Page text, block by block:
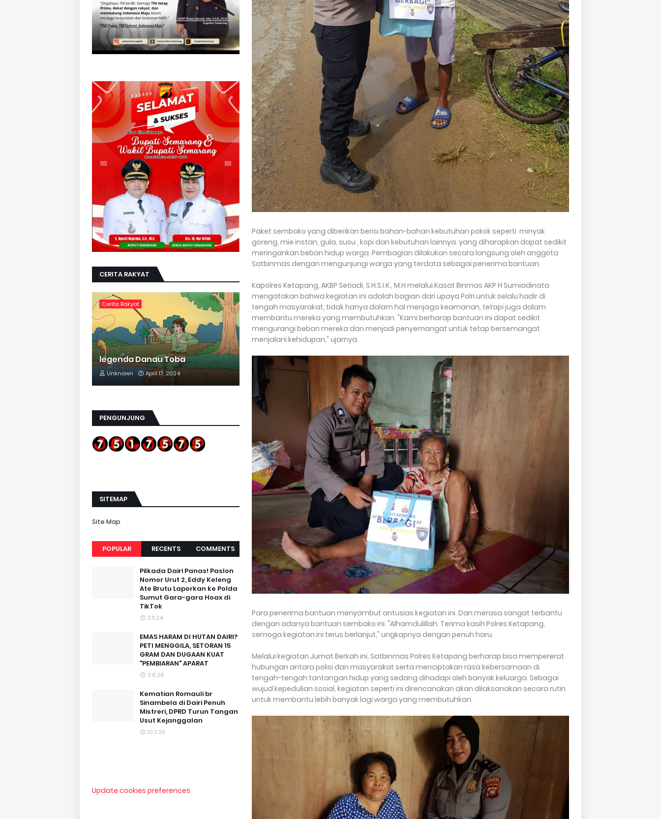
Paket sembako yang diberikan berisi bahan-bahan kebutuhan pokok seperti minyak
goreng, mie instan, gula, susu , kopi dan kebutuhan lainnya. yang diharapkan dapat sedikit
meringankan beban hidup warga. Pembagian dilakukan secara langsung oleh anggota
Satbinmas dengan mengunjungi warga yang terdata sebagai penerima bantuan.
Kapolres Ketapang, AKBP Setiadi, S.H.S.I.K., M.H melalui Kasat Binmas AKP H Sumiadinata
mengatakan bahwa kegiatan ini adalah bagian dari upaya Polri untuk selalu hadir di
tengah masyarakat, tidak hanya dalam hal menjaga keamanan, tetapi juga dalam
membantu mereka yang membutuhkan. "Kami berharap bantuan ini dapat sedikit
mengurangi beban mereka dan menjadi penyemangat untuk tetap bersemangat
menjalani kehidupan," ujarnya.
Para penerima bantuan menyambut antusias kegiatan ini. Dan merasa sangat terbantu
dengan adanya bantuan sembako ini. "Alhamdulillah. Terima kasih Polres Ketapang,
semoga kegiatan ini terus berlanjut," ungkapnya dengan penuh haru.
Melalui kegiatan Jumat Berkah ini, Satbinmas Polres Ketapang berharap bisa mempererat
hubungan antara polisi dan masyarakat serta menciptakan rasa kebersamaan di
tengah-tengah tantangan hidup yang sedang dihadapi oleh banyak keluarga. Sebagai
wujud kepedulian sosial, kegiatan seperti ini direncanakan akan dilaksanakan secara rutin
untuk membantu lebih banyak lagi warga yang membutuhkan.
CERITA RAKYAT
Cerita Rakyat
legenda Danau Toba
Unknown April 17, 2024
PENGUNJUNG
SITEMAP
Site Map
POPULAR RECENTS COMMENTS
Pilkada Dairi Panas! Paslon
Nomor Urut 2, Eddy Keleng
Ate Brutu Laporkan ke Polda
Sumut Gara-gara Hoax di
TikTok
2.11.24
EMAS HARAM DI HUTAN DAIRI?
PETI MENGGILA, SETORAN 15
GRAM DAN DUGAAN KUAT
"PEMBIARAN" APARAT
3.6.26
Kematian Romauli br
Sinambela di Dairi Penuh
Mistreri, DPRD Turun Tangan
Usut Kejanggalan
10.2.25
Update cookies preferences